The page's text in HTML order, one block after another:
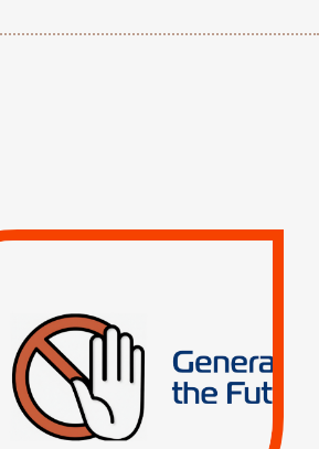
RESPECT DU DROIT
INTERNATIONAL ?
TRUMP, MACRON :
MÊME COMBAT
| Actus |